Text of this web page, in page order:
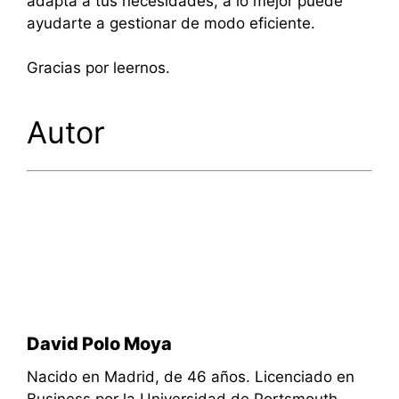
ayudarte a gestionar de modo eficiente.
Gracias por leernos.
Autor
David Polo Moya
Nacido en Madrid, de 46 años. Licenciado en